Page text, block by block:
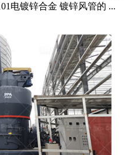
电镀锌合金 镀锌风管的 ...